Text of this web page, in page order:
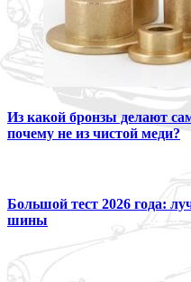
Из какой бронзы делают
почему не из чистой меди?
Большой тест 2026 года:
шины